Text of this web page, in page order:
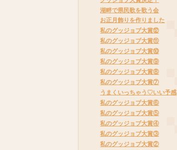
湖畔で県民歌を歌う会
お正月飾りを作りました
私のグッジョブ大賞⑫
私のグッジョブ大賞⑪
私のグッジョブ大賞⑩
私のグッジョブ大賞⑨
私のグッジョブ大賞⑧
私のグッジョブ大賞⑦
うまくいっちゃう♡いい予感
私のグッジョブ大賞⑥
私のグッジョブ大賞⑤
私のグッジョブ大賞④
私のグッジョブ大賞③
私のグッジョブ大賞②